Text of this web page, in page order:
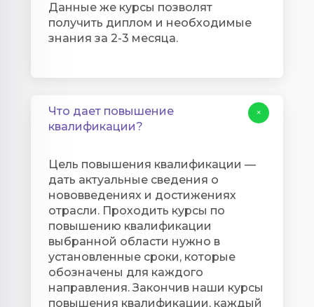
Данные же курсы позволят
получить диплом и необходимые
знания за 2-3 месяца.
Что дает повышение
квалификации?
Цель повышения квалификации —
дать актуальные сведения о
нововведениях и достижениях
отрасли. Проходить курсы по
повышению квалификации
выбранной области нужно в
установленные сроки, которые
обозначены для каждого
направления. Закончив наши курсы
повышения квалификации, каждый
+